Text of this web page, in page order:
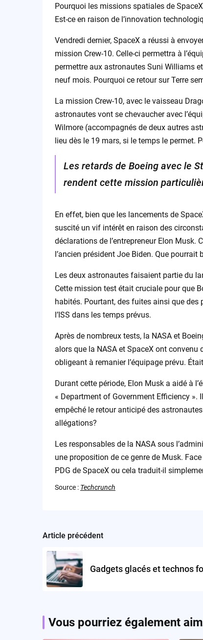
Pourquoi les missions spatiales de
Est-ce en raison de l’innovation
Vendredi dernier, SpaceX a réussi à
mission Crew-10. Celle-ci permettra à
permettre aux astronautes Suni Williams
neuf mois. Pourquoi ce retour sur Terre
La mission Crew-10, avec le vaisseau
astronautes vont se chevaucher avec
Wilmore (accompagnés de deux autres
lieu dès le 19 mars, si le temps le permet.
Les retards de Boeing avec le
rendent cette mission
En effet, bien que les lancements de
suscité un vif intérêt en raison des
déclarations de l’entrepreneur Elon Musk.
l’ancien président Joe Biden. Que
Les deux astronautes faisaient partie du
Cette mission test était cruciale pour que
habités. Pourtant, des fuites ainsi que
l’ISS dans les temps prévus.
Après de nombreux tests, la NASA et
alors que la NASA et SpaceX ont
obligeant à remanier l’équipage prévu.
Durant cette période, Elon Musk a aidé à
« Department of Government Efficiency
empêché le retour anticipé des
allégations?
Les responsables de la NASA sous
une proposition de ce genre de Musk.
PDG de SpaceX ou cela traduit-il
Source : Techcrunch
Post
navigation
Article précédent
Gadgets glacés et technos
Vous pourriez également